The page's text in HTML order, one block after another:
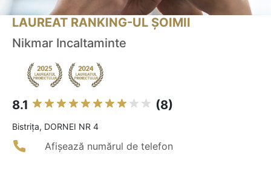
LAUREAT RANKING-UL ȘOIMII
Nikmar Incaltaminte
8.1 (8)
Bistriţa, DORNEI NR 4
Afișează numărul de telefon